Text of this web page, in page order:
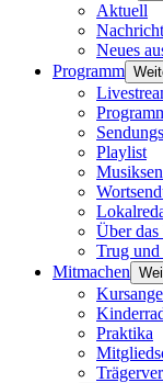
Aktuell
Neues
Programm
Playlist
Über
Trug und
Mitmachen
Praktika